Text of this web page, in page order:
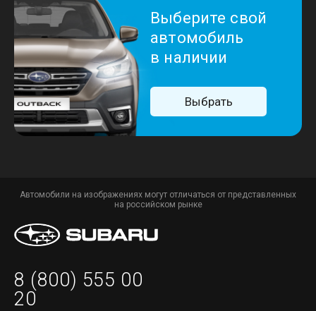
Выберите свой
автомобиль
в наличии
Выбрать
Автомобили на изображениях могут отличаться от представленных
на российском рынке
8 (800) 555 00
20